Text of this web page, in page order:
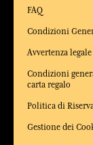
FAQ
Condizioni
Avvertenza legale
Condizioni
carta regalo
Politica di
Gestione dei